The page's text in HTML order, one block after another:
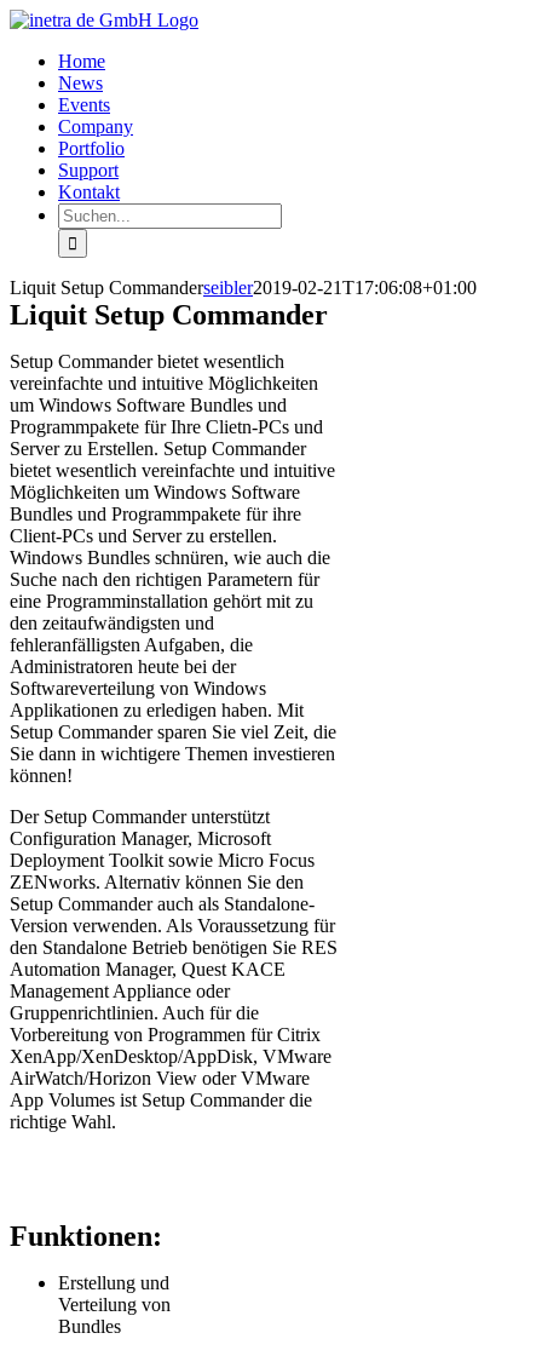
Zum
springenHome
News
Events
Company
Portfolio
Support
Kontakt
Suche
nach:
Liquit Setup Commanderseibler2019-02-21T17:06:08+01:00
Liquit Setup Commander
Setup Commander bietet wesentlich
vereinfachte und intuitive Möglichkeiten
um Windows Software Bundles und
Programmpakete für Ihre Clietn-PCs und
Server zu Erstellen. Setup Commander
bietet wesentlich vereinfachte und intuitive
Möglichkeiten um Windows Software
Bundles und Programmpakete für ihre
Client-PCs und Server zu erstellen.
Windows Bundles schnüren, wie auch die
Suche nach den richtigen Parametern für
eine Programminstallation gehört mit zu
den zeitaufwändigsten und
fehleranfälligsten Aufgaben, die
Administratoren heute bei der
Softwareverteilung von Windows
Applikationen zu erledigen haben. Mit
Setup Commander sparen Sie viel Zeit, die
Sie dann in wichtigere Themen investieren
können!
Der Setup Commander unterstützt
Configuration Manager, Microsoft
Deployment Toolkit sowie Micro Focus
ZENworks. Alternativ können Sie den
Setup Commander auch als Standalone-
Version verwenden. Als Voraussetzung für
den Standalone Betrieb benötigen Sie RES
Automation Manager, Quest KACE
Management Appliance oder
Gruppenrichtlinien. Auch für die
Vorbereitung von Programmen für Citrix
XenApp/XenDesktop/AppDisk, VMware
AirWatch/Horizon View oder VMware
App Volumes ist Setup Commander die
richtige Wahl.
Funktionen:
Erstellung und
Verteilung von
Bundles